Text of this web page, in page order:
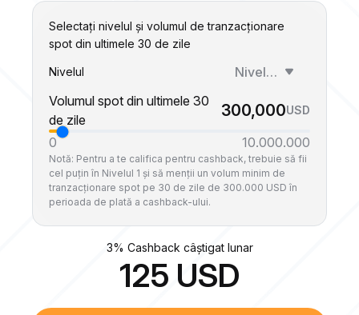
Selectați nivelul și volumul de tranzacționare
spot din ultimele 30 de zile
Nivelul
Nivelul 1
Volumul spot din ultimele 30
de zile
300,000USD
0 10.000.000
Notă: Pentru a te califica pentru cashback, trebuie să fii
cel puțin în Nivelul 1 și să menții un volum minim de
tranzacționare spot pe 30 de zile de 300.000 USD în
perioada de plată a cashback-ului.
3% Cashback câștigat lunar
125 USD